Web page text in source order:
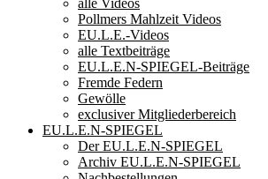
alle Videos
Pollmers Mahlzeit Videos
EU.L.E.-Videos
alle Textbeiträge
EU.L.E.N-SPIEGEL-Beiträge
Fremde Federn
Gewölle
exclusiver Mitgliederbereich
EU.L.E.N-SPIEGEL
Der EU.L.E.N-SPIEGEL
Archiv EU.L.E.N-SPIEGEL